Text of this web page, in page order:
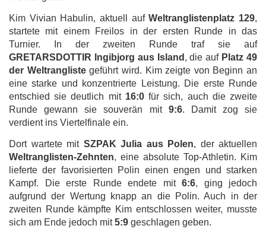
Kim Vivian Habulin, aktuell aufWeltranglistenplatz 129,
startete mit einem Freilos in der ersten Runde in das
Turnier. In der zweiten Runde traf sie auf
GRETARSDOTTIR Ingibjorg aus Island , die auf Platz 49
der Weltranglistegeführt wird. Kim zeigte von Beginn an
eine starke und konzentrierte Leistung. Die erste Runde
entschied sie deutlich mit 16:0für sich, auch die zweite
Runde gewann sie souverän mit 9:6. Damit zog sie
verdient ins Viertelfinale ein.
Dort wartete mit SZPAK Julia aus Polen, der aktuellen
Weltranglisten-Zehnten, eine absolute Top-Athletin. Kim
lieferte der favorisierten Polin einen engen und starken
Kampf. Die erste Runde endete mit 6:6, ging jedoch
aufgrund der Wertung knapp an die Polin. Auch in der
zweiten Runde kämpfte Kim entschlossen weiter, musste
sich am Ende jedoch mit5:9 geschlagen geben.